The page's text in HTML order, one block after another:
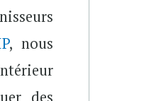
, nous
des